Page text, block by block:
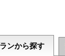
ンから探す